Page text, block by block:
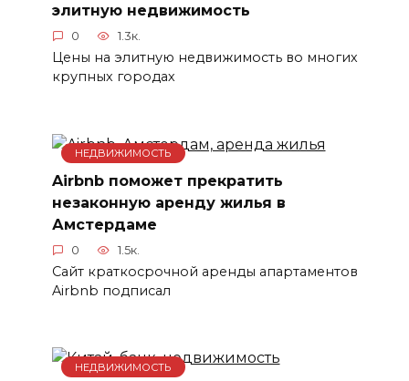
элитную недвижимость
0 1.3к.
Цены на элитную недвижимость во многих
крупных городах
НЕДВИЖИМОСТЬ
Airbnb поможет прекратить
незаконную аренду жилья в
Амстердаме
0 1.5к.
Сайт краткосрочной аренды апартаментов
Airbnb подписал
НЕДВИЖИМОСТЬ